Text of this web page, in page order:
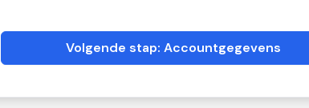
Volgende stap: Accountgegevens